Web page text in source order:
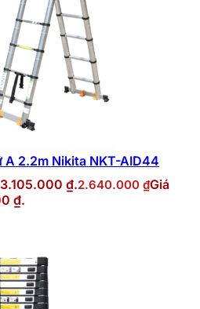
2.2m Nikita NKT-AID44
₫.2.640.000 ₫Giá
₫.